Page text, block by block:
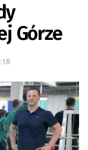
Górze